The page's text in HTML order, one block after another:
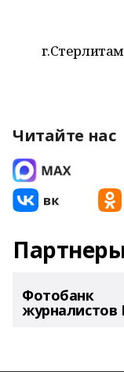
Читайте нас
Фотобанк
журналистов